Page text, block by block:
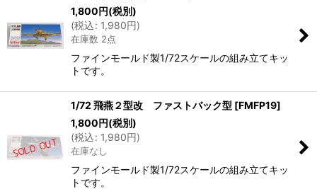
1,800円(税別)
(税込: 1,980円)
在庫数 2点
ファインモールド製1/72スケールの組み立てキッ
トです。
1/72 飛燕２型改 ファストバック型 [FMFP19]
1,800円(税別)
(税込: 1,980円)
在庫なし
ファインモールド製1/72スケールの組み立てキッ
トです。